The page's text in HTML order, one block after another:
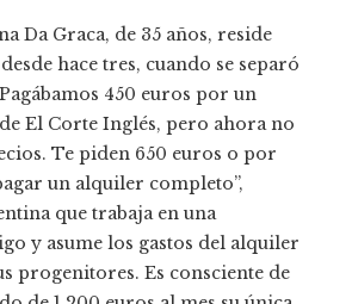
Da Graca, de 35 años, reside
hace tres, cuando se separó
450 euros por un
El Corte Inglés, pero ahora no
Te piden 650 euros o por
un alquiler completo”,
que trabaja en una
y asume los gastos del alquiler
progenitores. Es consciente de